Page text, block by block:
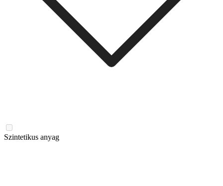
Szintetikus anyag